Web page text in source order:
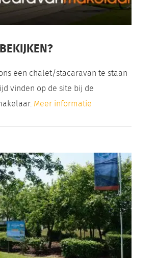
een chalet/stacaravan te staan
vinden op de site bij de
Meer informatie